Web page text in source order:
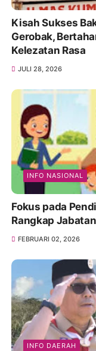
Kisah Sukses
Gerobak,
Kelezatan Rasa
JULI 28, 2026
INFO NASIONAL
Fokus pada
Rangkap
FEBRUARI 02, 2026
INFO DAERAH